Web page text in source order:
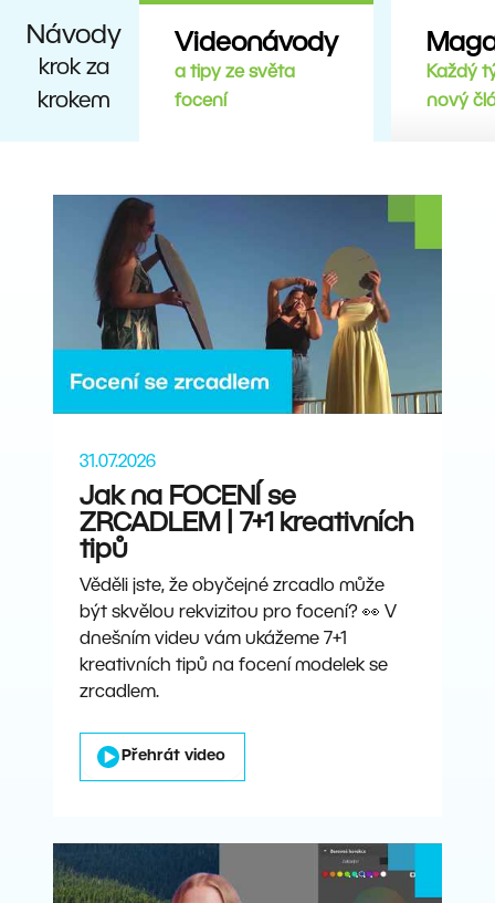
Návody
krok za
krokem
Videonávody
a tipy ze světa
focení
Každý
nový
31.07.2026
Jak na FOCENÍ se
ZRCADLEM | 7+1 kreativních
tipů
Věděli jste, že obyčejné zrcadlo může
být skvělou rekvizitou pro focení? 👀 V
dnešním videu vám ukážeme 7+1
kreativních tipů na focení modelek se
zrcadlem.
Přehrát video